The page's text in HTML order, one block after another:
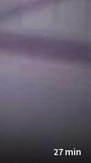
27 min